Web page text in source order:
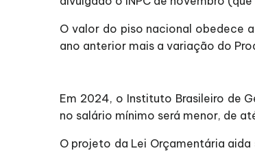
O valor do piso nacional obedece
ano anterior mais a variação do
Em 2024, o Instituto Brasileiro de
no salário mínimo será menor, de
O projeto da Lei Orçamentária